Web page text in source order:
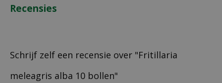
Recensies
Schrijf zelf een recensie over "Fritillaria
meleagris alba 10 bollen"